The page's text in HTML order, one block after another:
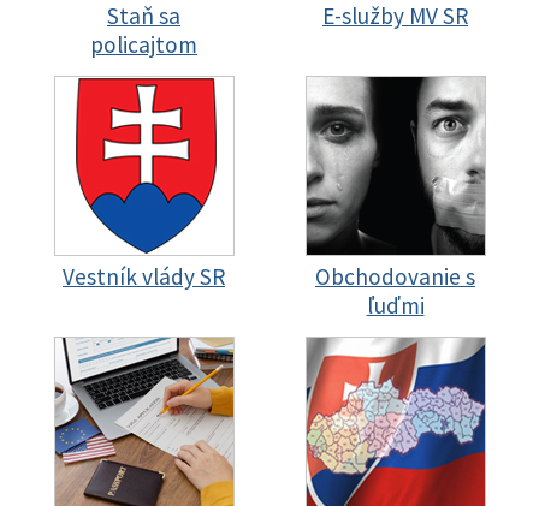
Staň sa
policajtom
E-služby MV SR
Vestník vlády SR
Obchodovanie s
ľuďmi